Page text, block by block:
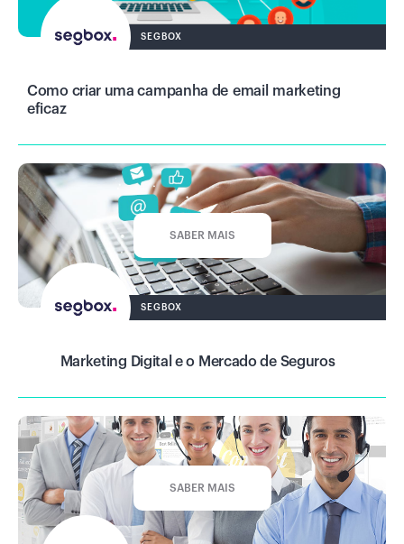
SEGBOX
Como criar uma campanha de email marketing
eficaz
SEGBOX
SABER MAIS
Marketing Digital e o Mercado de Seguros
SABER MAIS